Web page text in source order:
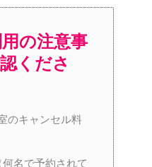
の注意事
くださ
のキャンセル料
何名で予約されて